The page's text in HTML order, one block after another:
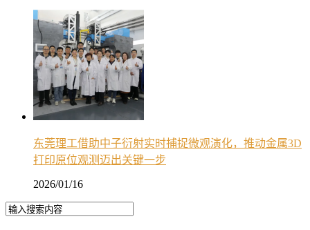
东莞理工借助中子衍射实时捕捉微观演化，推动金属3D
打印原位观测迈出关键一步
2026/01/16